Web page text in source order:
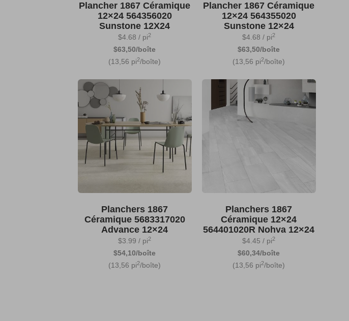
Plancher 1867 Céramique
12×24 564356020
Sunstone 12X24
$4.68 / pi2
$63,50/boîte
(13,56 pi2/boîte)
Plancher 1867 Céramique
12×24 564355020
Sunstone 12×24
$4.68 / pi2
$63,50/boîte
(13,56 pi2/boîte)
Planchers 1867
Céramique 5683317020
Advance 12×24
$3.99 / pi2
$54,10/boîte
(13,56 pi2/boîte)
Planchers 1867
Céramique 12×24
564401020R Nohva 12×24
$4.45 / pi2
$60,34/boîte
(13,56 pi2/boîte)